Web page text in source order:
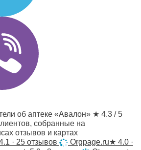
об аптеке «Авалон» ★ 4.3 / 5
собранные на
отзывов и картах
· 25 отзывов Orgpage.ru★ 4.0 ·